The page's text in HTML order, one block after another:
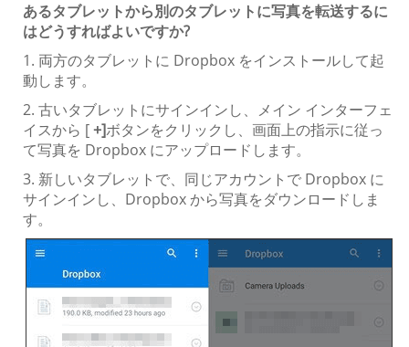
あるタブレットから別のタブレットに写真を転送するに
はどうすればよいですか?
1. 両方のタブレットに Dropbox をインストールして起
動します。
2. 古いタブレットにサインインし、メイン インターフェ
イスから [+]ボタンをクリックし、画面上の指示に従っ
て写真を Dropbox にアップロードします。
3. 新しいタブレットで、同じアカウントで Dropbox に
サインインし、Dropbox から写真をダウンロードしま
す。